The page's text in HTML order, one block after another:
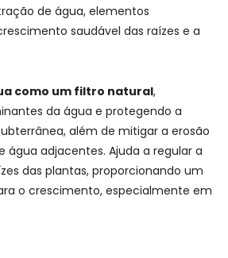
de água, elementos
saudável das raízes e a
como um filtro natural,
da água e protegendo a
além de mitigar a erosão
água adjacentes. Ajuda a regular a
das plantas, proporcionando um
o crescimento, especialmente em